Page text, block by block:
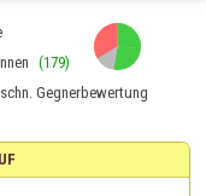
(179)
Gegnerbewertung